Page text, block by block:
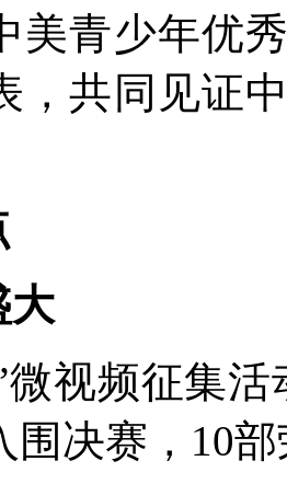
美青少年优
，共同见证
大
微视频征集
围决赛，10